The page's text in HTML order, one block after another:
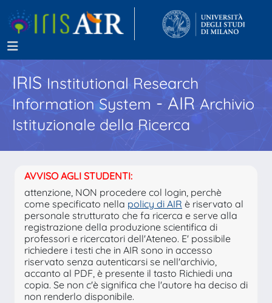
IRISInstitutional Research
Information System - AIR Archivio
Istituzionale della Ricerca
AVVISO AGLI STUDENTI:
attenzione, NON procedere col login, perchè
come specificato nella policy di AIR è riservato al
personale strutturato che fa ricerca e serve alla
registrazione della produzione scientifica di
professori e ricercatori dell'Ateneo. E' possibile
richiedere i testi che in AIR sono in accesso
riservato senza autenticarsi se nell'archivio,
accanto al PDF, è presente il tasto Richiedi una
copia. Se non c'è significa che l'autore ha deciso di
non renderlo disponibile.